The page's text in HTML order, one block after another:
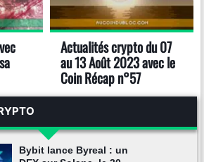
Actualités crypto du 07
au 13 Août 2023 avec le
Coin Récap n°57
Bybit lance Byreal : un